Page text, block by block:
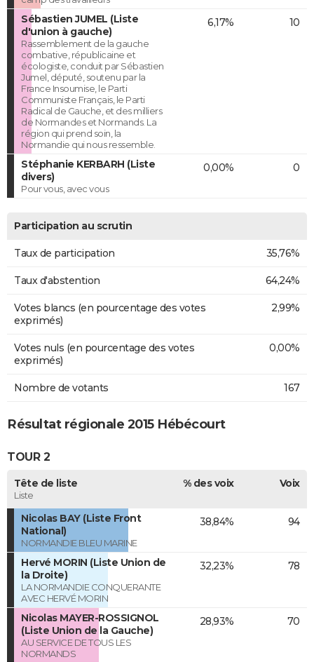
Sébastien JUMEL (Liste
d'union à gauche)
Rassemblement de la gauche
combative, républicaine et
écologiste, conduit par Sébastien
Jumel, député, soutenu par la
France Insoumise, le Parti
Communiste Français, le Parti
Radical de Gauche, et des milliers
de Normandes et Normands. La
région qui prend soin, la
Normandie qui nous ressemble.
6,17% 10
Stéphanie KERBARH (Liste
divers)
Pour vous, avec vous
0,00% 0
Participation au scrutin
Taux de participation 35,76%
Taux d'abstention 64,24%
Votes blancs (en pourcentage des votes
exprimés)
2,99%
Votes nuls (en pourcentage des votes
exprimés)
0,00%
Nombre de votants 167
Résultat régionale 2015 Hébécourt
TOUR 2
Tête de liste
Liste
% des voix Voix
Nicolas BAY (Liste Front
National)
NORMANDIE BLEU MARINE
38,84% 94
Hervé MORIN (Liste Union de
la Droite)
LA NORMANDIE CONQUERANTE
AVEC HERVÉ MORIN
32,23% 78
Nicolas MAYER-ROSSIGNOL
(Liste Union de la Gauche)
AU SERVICE DE TOUS LES
NORMANDS
28,93% 70